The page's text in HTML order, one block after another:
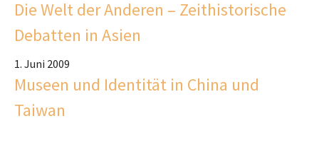
Die Welt der Anderen – Zeithistorische
Debatten in Asien
1. Juni 2009
Museen und Identität in China und
Taiwan